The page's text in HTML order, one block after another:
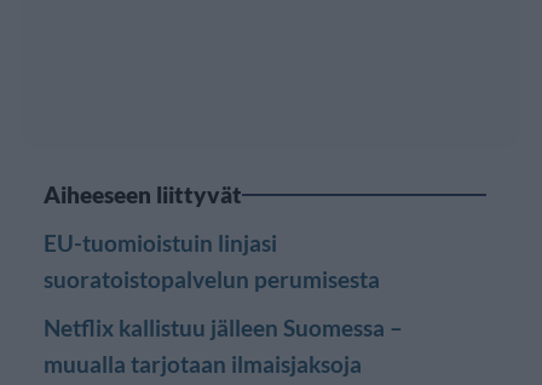
Aiheeseen liittyvät
EU-tuomioistuin linjasi
suoratoistopalvelun perumisesta
Netflix kallistuu jälleen Suomessa –
muualla tarjotaan ilmaisjaksoja